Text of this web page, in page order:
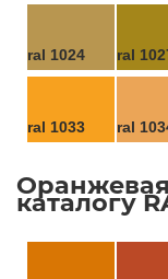
ral 1024 ral
ral 1033 ral
каталогу